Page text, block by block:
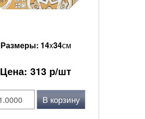
Размеры: 14x34см
Цена: 313 р/шт
В корзину